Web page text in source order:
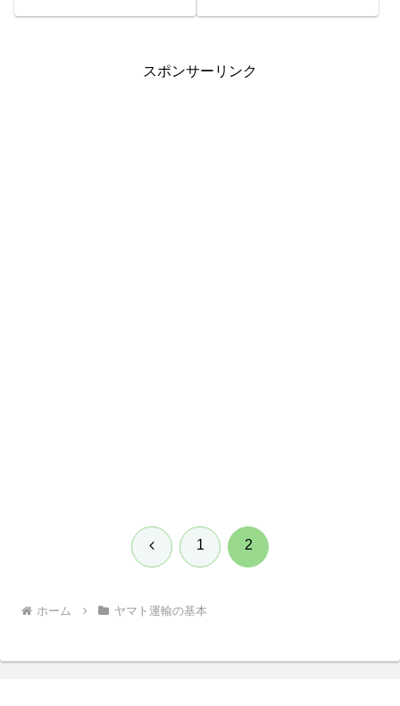
スポンサーリンク
前 1 2
ホーム ヤマト運輸の基本